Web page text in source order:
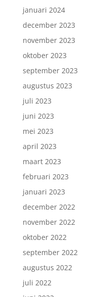
januari 2024
december 2023
november 2023
oktober 2023
september 2023
augustus 2023
juli 2023
juni 2023
mei 2023
april 2023
maart 2023
februari 2023
januari 2023
december 2022
november 2022
oktober 2022
september 2022
augustus 2022
juli 2022